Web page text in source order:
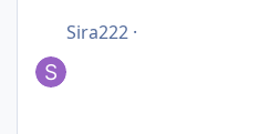
Sira222 ·